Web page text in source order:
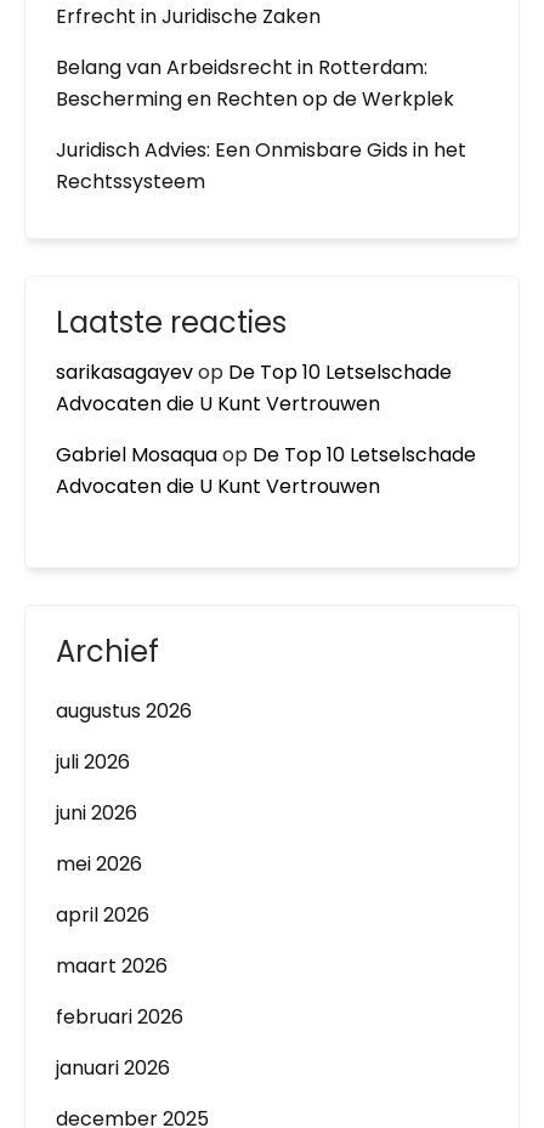
Erfrecht in Juridische Zaken
Belang van Arbeidsrecht in Rotterdam:
Bescherming en Rechten op de Werkplek
Juridisch Advies: Een Onmisbare Gids in het
Rechtssysteem
Laatste reacties
sarikasagayevop De Top 10 Letselschade
Advocaten die U Kunt Vertrouwen
Gabriel Mosaquaop De Top 10 Letselschade
Advocaten die U Kunt Vertrouwen
Archief
augustus 2026
juli 2026
juni 2026
mei 2026
april 2026
maart 2026
februari 2026
januari 2026
december 2025